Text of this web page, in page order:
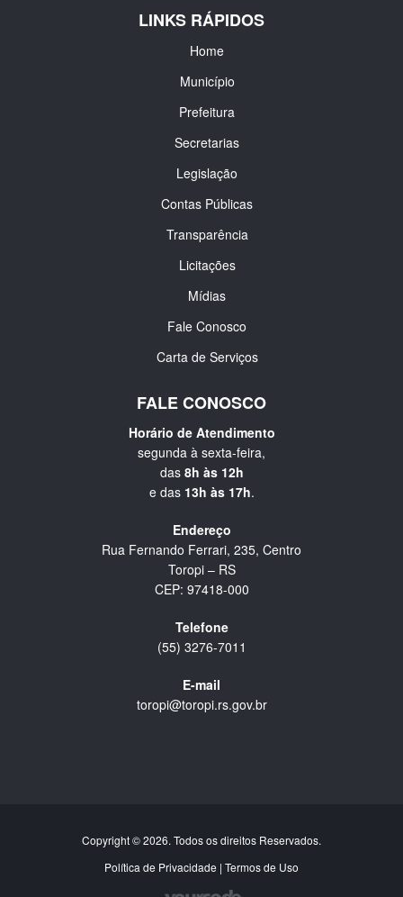
LINKS RÁPIDOS
Home
Município
Prefeitura
Secretarias
Legislação
Contas Públicas
Transparência
Licitações
Mídias
Fale Conosco
Carta de Serviços
FALE CONOSCO
Horário de Atendimento
segunda à sexta-feira,
das 8h às 12h
e das 13h às 17h.
Endereço
Rua Fernando Ferrari, 235, Centro
Toropi – RS
CEP: 97418-000
Telefone
(55) 3276-7011
E-mail
toropi@toropi.rs.gov.br
Copyright © 2026. Todos os direitos Reservados.
Política de Privacidade | Termos de Uso